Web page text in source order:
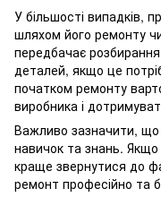
У більшості випадків,
шляхом його ремонту
передбачає
деталей, якщо це
початком ремонту
виробника і
Важливо зазначити,
навичок та знань. Якщо
краще звернутися до
ремонт професійно та